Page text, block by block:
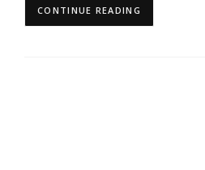
CONTINUE READING